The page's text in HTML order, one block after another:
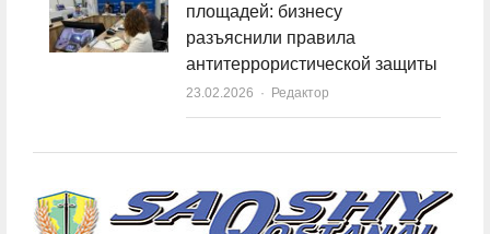
площадей: бизнесу
разъяснили правила
антитеррористической защиты
23.02.2026 Author
Редактор